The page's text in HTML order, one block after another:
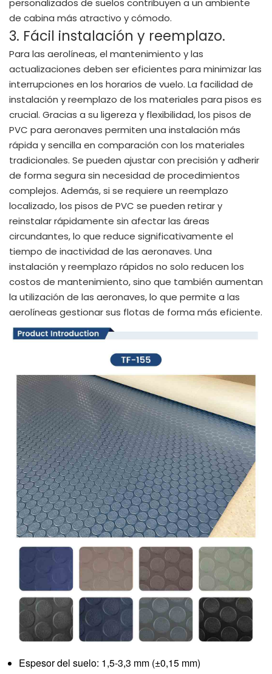
personalizados de suelos contribuyen a un ambiente
de cabina más atractivo y cómodo.
3. Fácil instalación y reemplazo.
Para las aerolíneas, el mantenimiento y las
actualizaciones deben ser eficientes para minimizar las
interrupciones en los horarios de vuelo. La facilidad de
instalación y reemplazo de los materiales para pisos es
crucial. Gracias a su ligereza y flexibilidad, los pisos de
PVC para aeronaves permiten una instalación más
rápida y sencilla en comparación con los materiales
tradicionales. Se pueden ajustar con precisión y adherir
de forma segura sin necesidad de procedimientos
complejos. Además, si se requiere un reemplazo
localizado, los pisos de PVC se pueden retirar y
reinstalar rápidamente sin afectar las áreas
circundantes, lo que reduce significativamente el
tiempo de inactividad de las aeronaves. Una
instalación y reemplazo rápidos no solo reducen los
costos de mantenimiento, sino que también aumentan
la utilización de las aeronaves, lo que permite a las
aerolíneas gestionar sus flotas de forma más eficiente.
Espesor del suelo: 1,5-3,3 mm (±0,15 mm)